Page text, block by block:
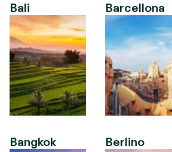
Bali
Bangkok
Barcellona
Berlino